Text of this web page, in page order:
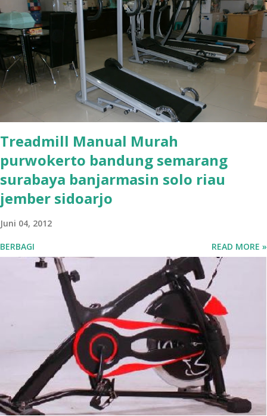
Treadmill Manual Murah
purwokerto bandung semarang
surabaya banjarmasin solo riau
jember sidoarjo
Juni 04, 2012
BERBAGI READ MORE »